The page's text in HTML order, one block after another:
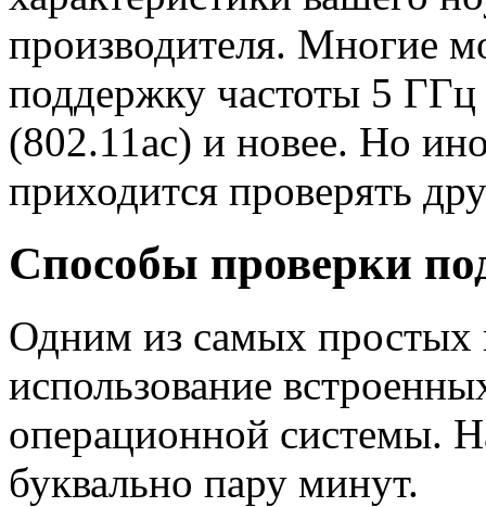
производителя. Многие
поддержку частоты 5
(802.11ac) и новее. Но
приходится проверять
Способы проверки
Одним из самых простых
использование
операционной системы.
буквально пару минут.